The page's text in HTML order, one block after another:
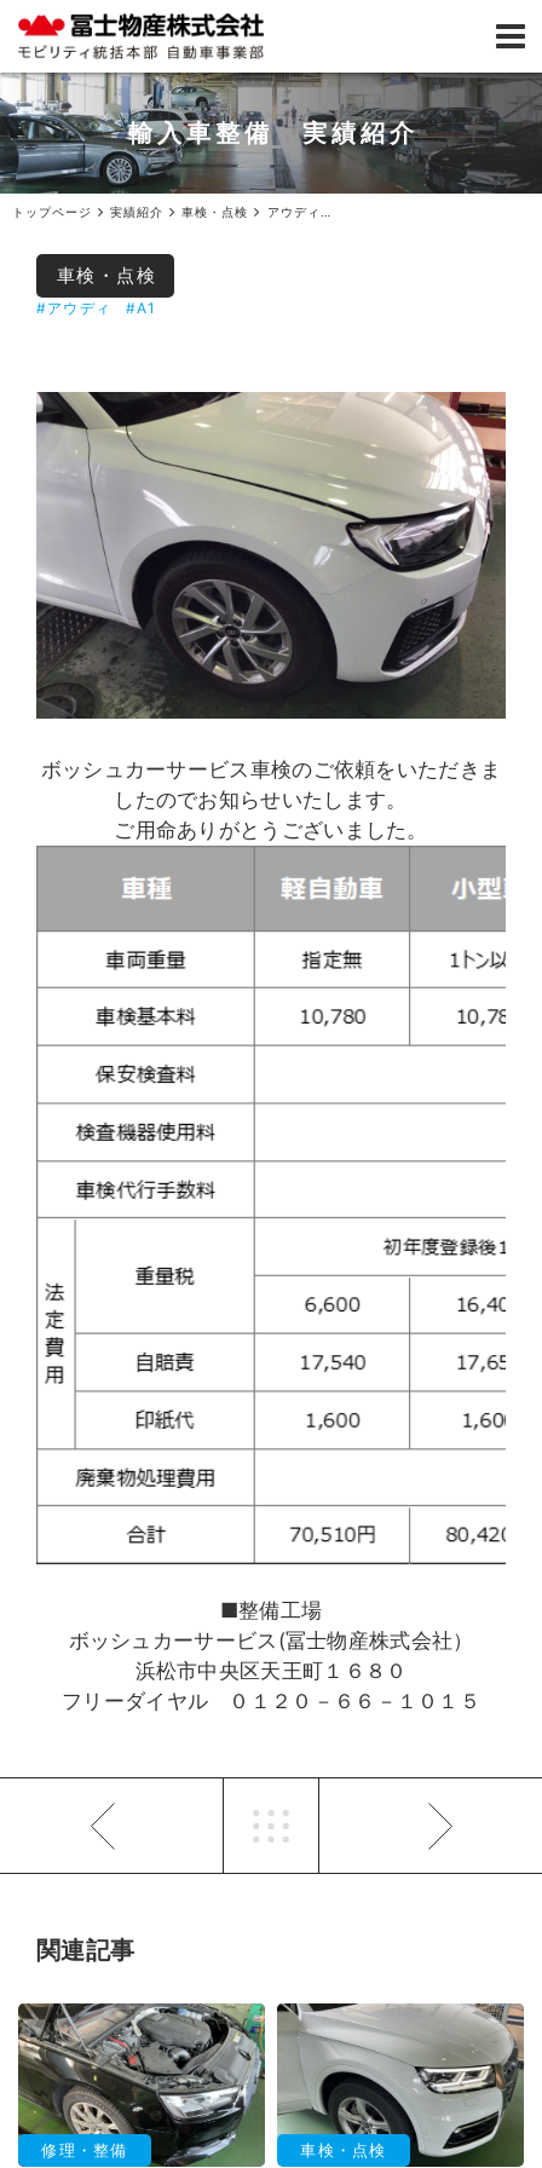
輸入車整備 実績紹介
トップページ 実績紹介 車検・点検
車検・点検
#アウディ #A1
ボッシュカーサービス車検のご依頼をいただきま
したのでお知らせいたします。
ご用命ありがとうございました。
■整備工場
ボッシュカーサービス(冨士物産株式会社）
浜松市中央区天王町１６８０
フリーダイヤル ０１２０－６６－１０１５
関連記事
修理・整備 車検・点検